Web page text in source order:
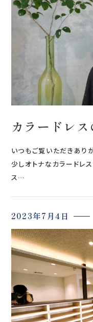
〒963-8041
福島県郡山市富田町権現
Tel.0120-
Time.10:30 - 18:00（年
来店のご予約
お問い合わせ
会社案内
プライバシーポリシ
カラードレ
いつもご覧いただきあ
少しオトナなカラードレ
ス…
2023年7月4日